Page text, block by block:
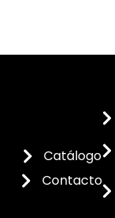
Catálogo
Contacto